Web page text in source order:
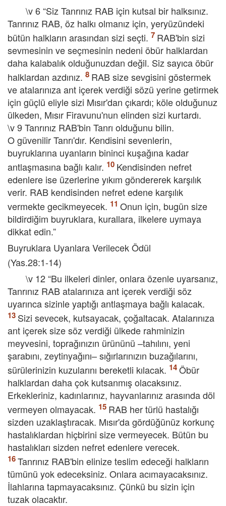
\v 6 “Siz Tanrınız RAB için kutsal bir halksınız.
Tanrınız RAB, öz halkı olmanız için, yeryüzündeki
bütün halkların arasından sizi seçti.
RAB'bin sizi
sevmesinin ve seçmesinin nedeni öbür halklardan
daha kalabalık olduğunuzdan değil. Siz sayıca öbür
halklardan azdınız.
RAB size sevgisini göstermek
ve atalarınıza ant içerek verdiği sözü yerine getirmek
için güçlü eliyle sizi Mısır'dan çıkardı; köle olduğunuz
ülkeden, Mısır Firavunu'nun elinden sizi kurtardı.
\v 9 Tanrınız RAB'bin Tanrı olduğunu bilin.
O güvenilir Tanrı'dır. Kendisini sevenlerin,
buyruklarına uyanların bininci kuşağına kadar
antlaşmasına bağlı kalır.
Kendisinden nefret
edenlere ise üzerlerine yıkım göndererek karşılık
verir. RAB kendisinden nefret edene karşılık
vermekte gecikmeyecek.
Onun için, bugün size
bildirdiğim buyruklara, kurallara, ilkelere uymaya
dikkat edin.”
Buyruklara Uyanlara Verilecek Ödül
(Yas.28:1-14)
\v 12 “Bu ilkeleri dinler, onlara özenle uyarsanız,
Tanrınız RAB atalarınıza ant içerek verdiği söz
uyarınca sizinle yaptığı antlaşmaya bağlı kalacak.
Sizi sevecek, kutsayacak, çoğaltacak. Atalarınıza
ant içerek size söz verdiği ülkede rahminizin
meyvesini, toprağınızın ürününü –tahılını, yeni
şarabını, zeytinyağını– sığırlarınızın buzağılarını,
sürülerinizin kuzularını bereketli kılacak.
Öbür
halklardan daha çok kutsanmış olacaksınız.
Erkekleriniz, kadınlarınız, hayvanlarınız arasında döl
vermeyen olmayacak.
RAB her türlü hastalığı
sizden uzaklaştıracak. Mısır'da gördüğünüz korkunç
hastalıklardan hiçbirini size vermeyecek. Bütün bu
hastalıkları sizden nefret edenlere verecek.
Tanrınız RAB'bin elinize teslim edeceği halkların
tümünü yok edeceksiniz. Onlara acımayacaksınız.
İlahlarına tapmayacaksınız. Çünkü bu sizin için
tuzak olacaktır.